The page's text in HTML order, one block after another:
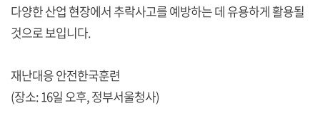
다양한 산업 현장에서 추락사고를 예방하는 데 유용하게 활용될
것으로 보입니다.
재난대응 안전한국훈련
(장소: 16일 오후, 정부서울청사)